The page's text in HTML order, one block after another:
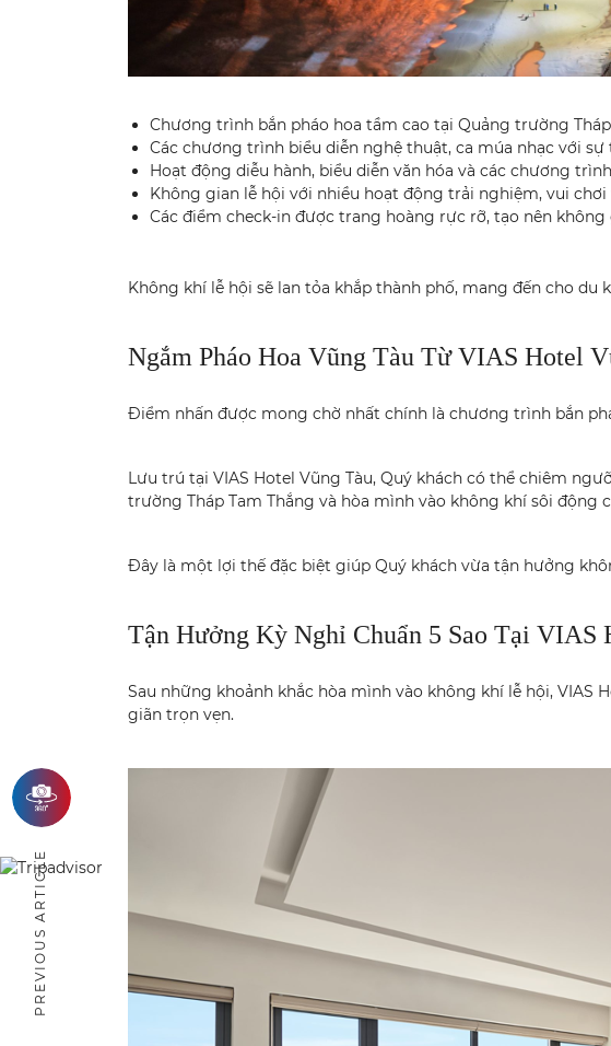
Chương trình bắn pháo hoa tầm cao tại Quảng trường
Các chương trình biểu diễn nghệ thuật, ca múa nhạc với sự
Hoạt động diễu hành, biểu diễn văn hóa và các chương
Không gian lễ hội với nhiều hoạt động trải nghiệm, vui
Các điểm check-in được trang hoàng rực rỡ, tạo nên
Không khí lễ hội sẽ lan tỏa khắp thành phố, mang đến cho
Ngắm Pháo Hoa Vũng Tàu Từ VIAS Hotel
Điểm nhấn được mong chờ nhất chính là chương trình bắn
Lưu trú tại VIAS Hotel Vũng Tàu, Quý khách có thể chiêm
trường Tháp Tam Thắng và hòa mình vào không khí sôi động
Đây là một lợi thế đặc biệt giúp Quý khách vừa tận hưởng
Tận Hưởng Kỳ Nghỉ Chuẩn 5 Sao Tại VIAS
Sau những khoảnh khắc hòa mình vào không khí lễ hội,
giãn trọn vẹn.
PREVIOUS ARTICLE